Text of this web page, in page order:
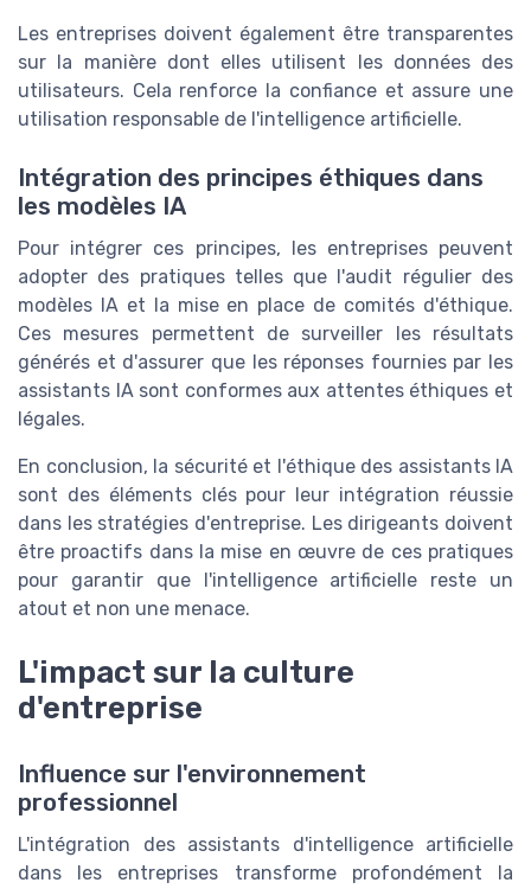
Les entreprises doivent également être transparentes
sur la manière dont elles utilisent les données des
utilisateurs. Cela renforce la confiance et assure une
utilisation responsable de l'intelligence artificielle.
Intégration des principes éthiques dans
les modèles IA
Pour intégrer ces principes, les entreprises peuvent
adopter des pratiques telles que l'audit régulier des
modèles IA et la mise en place de comités d'éthique.
Ces mesures permettent de surveiller les résultats
générés et d'assurer que les réponses fournies par les
assistants IA sont conformes aux attentes éthiques et
légales.
En conclusion, la sécurité et l'éthique des assistants IA
sont des éléments clés pour leur intégration réussie
dans les stratégies d'entreprise. Les dirigeants doivent
être proactifs dans la mise en œuvre de ces pratiques
pour garantir que l'intelligence artificielle reste un
atout et non une menace.
L'impact sur la culture
d'entreprise
Influence sur l'environnement
professionnel
L'intégration des assistants d'intelligence artificielle
dans les entreprises transforme profondément la